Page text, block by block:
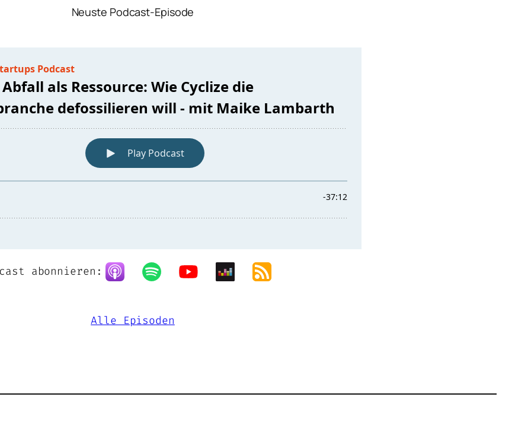
Neuste Podcast-Episode
abonnieren:
Alle Episoden